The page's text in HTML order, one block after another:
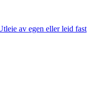
av egen eller leid fast